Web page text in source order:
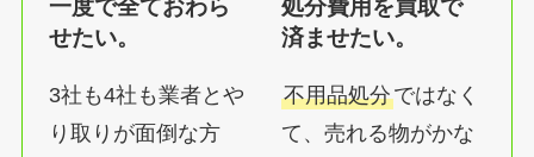
一度で全ておわら
せたい。
3社も4社も業者とや
り取りが面倒な方
処分費用を買取で
済ませたい。
不用品処分ではなく
て、売れる物がかな